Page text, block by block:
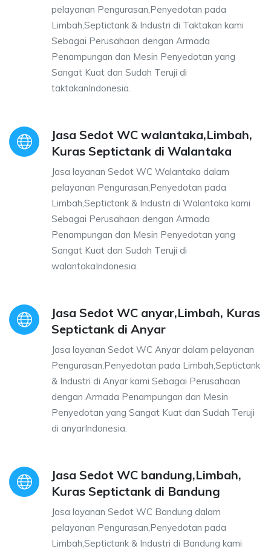
pelayanan Pengurasan,Penyedotan pada
Limbah,Septictank & Industri di Taktakan kami
Sebagai Perusahaan dengan Armada
Penampungan dan Mesin Penyedotan yang
Sangat Kuat dan Sudah Teruji di
taktakanIndonesia.
Jasa Sedot WC walantaka,Limbah,
Kuras Septictank di Walantaka
Jasa layanan Sedot WC Walantaka dalam
pelayanan Pengurasan,Penyedotan pada
Limbah,Septictank & Industri di Walantaka kami
Sebagai Perusahaan dengan Armada
Penampungan dan Mesin Penyedotan yang
Sangat Kuat dan Sudah Teruji di
walantakaIndonesia.
Jasa Sedot WC anyar,Limbah, Kuras
Septictank di Anyar
Jasa layanan Sedot WC Anyar dalam pelayanan
Pengurasan,Penyedotan pada Limbah,Septictank
& Industri di Anyar kami Sebagai Perusahaan
dengan Armada Penampungan dan Mesin
Penyedotan yang Sangat Kuat dan Sudah Teruji
di anyarIndonesia.
Jasa Sedot WC bandung,Limbah,
Kuras Septictank di Bandung
Jasa layanan Sedot WC Bandung dalam
pelayanan Pengurasan,Penyedotan pada
Limbah,Septictank & Industri di Bandung kami